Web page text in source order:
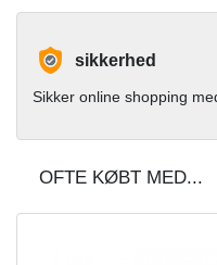
sikkerhed
Sikker online shopping
OFTE KØBT MED...